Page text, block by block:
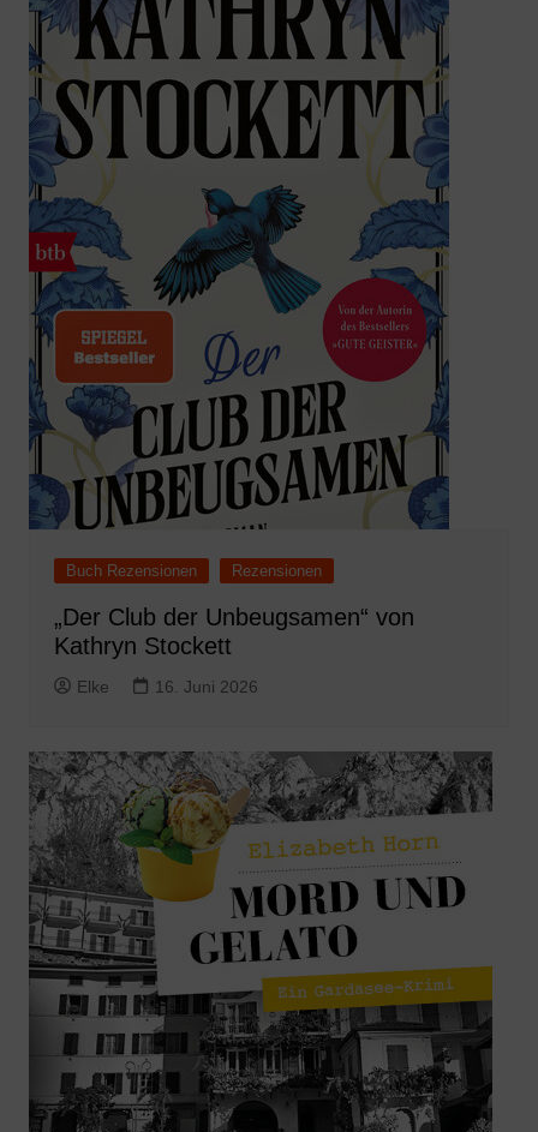
Buch Rezensionen Rezensionen
„Der Club der Unbeugsamen“ von
Kathryn Stockett
Elke 16. Juni 2026